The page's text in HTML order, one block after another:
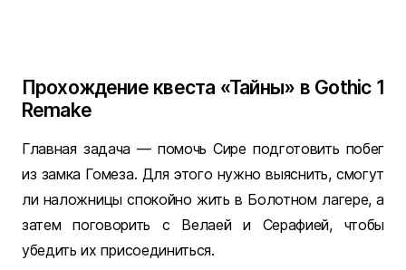
Прохождение квеста «Тайны» в Gothic 1
Remake
Главная задача — помочь Сире подготовить побег
из замка Гомеза. Для этого нужно выяснить, смогут
ли наложницы спокойно жить в Болотном лагере, а
затем поговорить с Велаей и Серафией, чтобы
убедить их присоединиться.